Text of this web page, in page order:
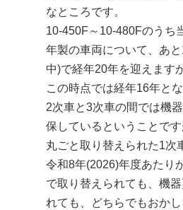
なところです。
10-450F～10-480Fのうち
年製の車両について、あ
中)で経年20年を迎えます
この時点では経年16年とな
2次車と3次車の間では機
保しているということで
丸ごと取り替えられた1次
令和8年(2026)年度あたり
で取り替えられても、機
れても、どちらでもおかし